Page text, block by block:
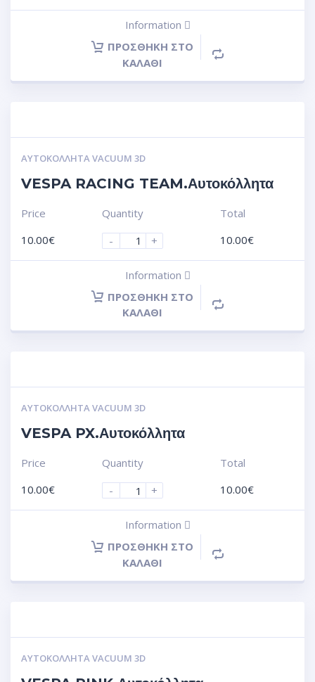
Information
ΠΡΟΣΘΉΚΗ ΣΤΟ
ΚΑΛΆΘΙ
ΑΥΤΟΚΌΛΛΗΤΑ VACUUM 3D
VESPA RACING TEAM.Αυτοκόλλητα
Price
10.00€
Quantity
-
+
Total
10.00€
Information
ΠΡΟΣΘΉΚΗ ΣΤΟ
ΚΑΛΆΘΙ
ΑΥΤΟΚΌΛΛΗΤΑ VACUUM 3D
VESPA PX.Αυτοκόλλητα
Price
10.00€
Quantity
-
+
Total
10.00€
Information
ΠΡΟΣΘΉΚΗ ΣΤΟ
ΚΑΛΆΘΙ
ΑΥΤΟΚΌΛΛΗΤΑ VACUUM 3D